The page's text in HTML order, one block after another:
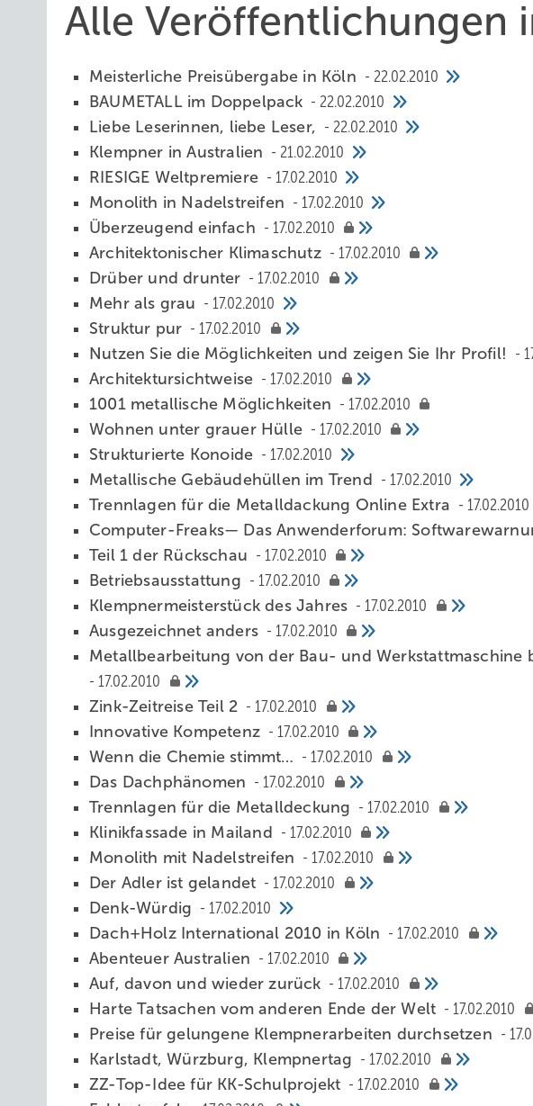
Alle Veröffentlichungen
Meisterliche Preisübergabe in Köln
22.02.2010
BAUMETALL im Doppelpack
22.02.2010
Liebe Leserinnen, liebe Leser,
22.02.2010
Klempner in Australien
21.02.2010
RIESIGE Weltpremiere
17.02.2010
Monolith in Nadelstreifen
17.02.2010
Überzeugend einfach
17.02.2010
Architektonischer Klimaschutz
17.02.2010
Drüber und drunter
17.02.2010
Mehr als grau
17.02.2010
Struktur pur
17.02.2010
Nutzen Sie die Möglichkeiten und zeigen Sie Ihr Profil!
Architektursichtweise
17.02.2010
1001 metallische Möglichkeiten
17.02.2010
Wohnen unter grauer Hülle
17.02.2010
Strukturierte Konoide
17.02.2010
Metallische Gebäudehüllen im Trend
17.02.2010
Trennlagen für die Metalldackung Online Extra
17.02.2010
Computer-Freaks— Das Anwenderforum:
Teil 1 der Rückschau
17.02.2010
Betriebsausstattung
17.02.2010
Klempnermeisterstück des Jahres
17.02.2010
Ausgezeichnet anders
17.02.2010
Metallbearbeitung von der Bau- und Werkstattmaschine
17.02.2010
Zink-Zeitreise Teil 2
17.02.2010
Innovative Kompetenz
17.02.2010
Wenn die Chemie stimmt…
17.02.2010
Das Dachphänomen
17.02.2010
Trennlagen für die Metalldeckung
17.02.2010
Klinikfassade in Mailand
17.02.2010
Monolith mit Nadelstreifen
17.02.2010
Der Adler ist gelandet
17.02.2010
Denk-Würdig
17.02.2010
Dach+Holz International 2010 in Köln
17.02.2010
Abenteuer Australien
17.02.2010
Auf, davon und wieder zurück
17.02.2010
Harte Tatsachen vom anderen Ende der Welt
17.02.2010
Preise für gelungene Klempnerarbeiten durchsetzen
Karlstadt, Würzburg, Klempnertag
17.02.2010
ZZ-Top-Idee für KK-Schulprojekt
17.02.2010